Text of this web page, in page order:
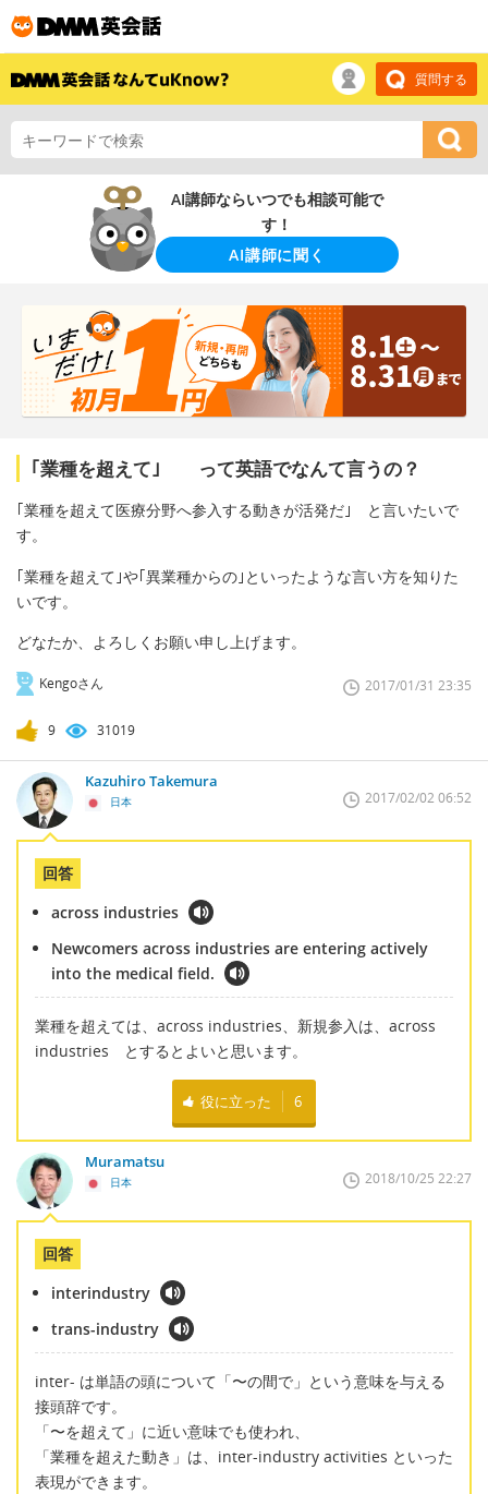
質問する
AI講師ならいつでも相談可能で
す！
AI講師に聞く
｢業種を超えて｣ って英語でなんて言うの？
｢業種を超えて医療分野へ参入する動きが活発だ｣ と言いたいで
す。
｢業種を超えて｣や｢異業種からの｣といったような言い方を知りた
いです。
どなたか、よろしくお願い申し上げます。
Kengoさん 2017/01/31 23:35
9 31019
Kazuhiro Takemura
日本 2017/02/02 06:52
回答
across industries
Newcomers across industries are entering actively
into the medical field.
業種を超えては、across industries、新規参入は、across
industries とするとよいと思います。
役に立った 6
Muramatsu
日本 2018/10/25 22:27
回答
interindustry
trans-industry
inter- は単語の頭について「〜の間で」という意味を与える
接頭辞です。
「〜を超えて」に近い意味でも使われ、
「業種を超えた動き」は、inter-industry activities といった
表現ができます。